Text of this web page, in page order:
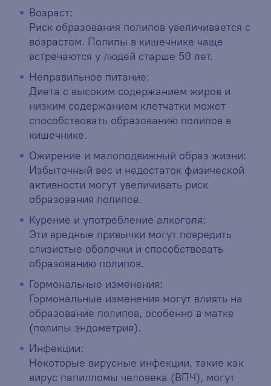
Возраст:
Риск образования полипов увеличивается с
возрастом. Полипы в кишечнике чаще
встречаются у людей старше 50 лет.
Неправильное питание:
Диета с высоким содержанием жиров и
низким содержанием клетчатки может
способствовать образованию полипов в
кишечнике.
Ожирение и малоподвижный образ жизни:
Избыточный вес и недостаток физической
активности могут увеличивать риск
образования полипов.
Курение и употребление алкоголя:
Эти вредные привычки могут повредить
слизистые оболочки и способствовать
образованию полипов.
Гормональные изменения:
Гормональные изменения могут влиять на
образование полипов, особенно в матке
(полипы эндометрия).
Инфекции:
Некоторые вирусные инфекции, такие как
вирус папилломы человека (ВПЧ), могут